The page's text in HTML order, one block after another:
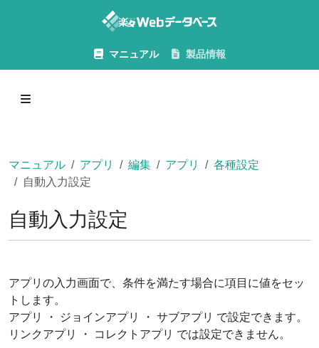
マニュアル 製品情報
マニュアル アプリ 編集 アプリ
各種設定
自動入力設定
自動入力設定
アプリの入力画面で、条件を満たす場合に項目に値をセッ
トします。
アプリ ・ ジョインアプリ ・ サブアプリ で設定できます。
リンクアプリ ・ コレクトアプリ では設定できません。